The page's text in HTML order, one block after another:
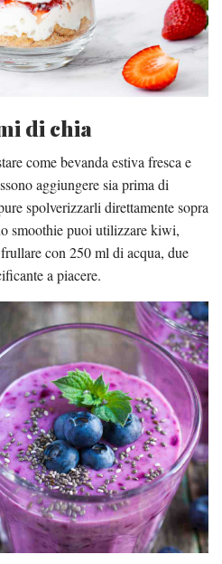
di chia
come bevanda estiva fresca e
aggiungere sia prima di
spolverizzarli direttamente sopra
smoothie puoi utilizzare kiwi,
con 250 ml di acqua, due
a piacere.